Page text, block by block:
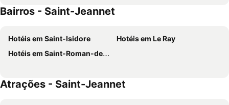
ibis budget Nice Palais Nikaia
Mercure Nice Centre Grimaldi
Novotel Nice Centre Vieux Nice
Hotel Le Saint Paul
Hôtel Bristol
B&B HOTEL Nice Aéroport Arenas
Bairros - Saint-Jeannet
Hotéis em Saint-Isidore
Hotéis em Le Ray
Hotéis em Saint-Roman-de-Bellet
Atrações - Saint-Jeannet